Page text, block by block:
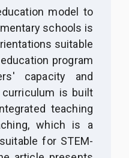
model to
schools is
suitable
program
capacity and
is built
teaching
which is a
for STEM-